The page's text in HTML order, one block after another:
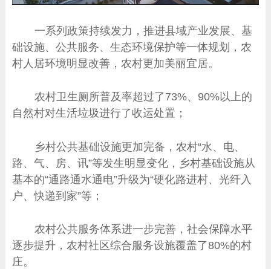
一系列政策持续发力，推进县域产业发展、基
础设施、公共服务、生态环境保护等一体规划，农
村人居环境明显改善，农村更加美丽宜居。
农村卫生厕所普及率超过了73%、90%以上的
自然村对生活垃圾进行了收运处置；
乡村公共基础设施更加完备，农村“水、电、
路、气、房、讯”等发生明显变化，乡村基础设施从
基本的“通路通水通电”升级为“硬化路进村、光纤入
户、快递到家”等；
农村公共服务体系进一步完善，社会保障水平
逐步提升，农村社区综合服务设施覆盖了80%的村
庄。